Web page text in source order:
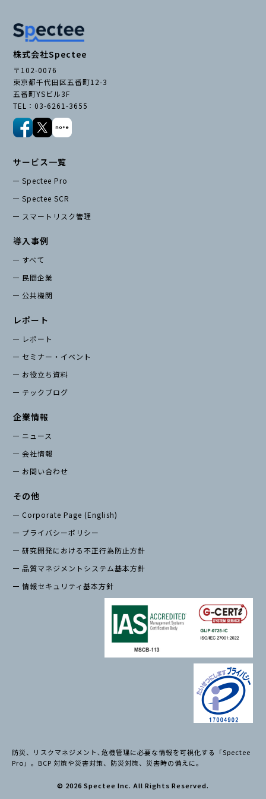
株式会社Spectee
〒102-0076
東京都千代田区五番町12-3
五番町YSビル3F
TEL：03-6261-3655
サービス一覧
Spectee Pro
Spectee SCR
スマートリスク管理
導入事例
すべて
民間企業
公共機関
レポート
レポート
セミナー・イベント
お役立ち資料
テックブログ
企業情報
ニュース
会社情報
お問い合わせ
その他
Corporate Page (English)
プライバシーポリシー
研究開発における不正行為防止方針
品質マネジメントシステム基本方針
情報セキュリティ基本方針
防災、リスクマネジメント､危機管理に必要な情報を可視化する「Spectee
Pro」。BCP 対策や災害対策、防災対策、災害時の備えに。
© 2026 Spectee Inc. All Rights Reserved.